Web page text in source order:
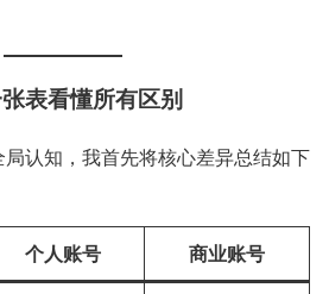
表看懂所有区别
认知，我首先将核心差异总结如下
个人账号 商业账号